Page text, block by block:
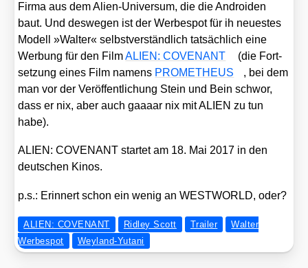
Fir­ma aus dem Ali­en-Uni­ver­sum, die die Andro­iden
baut. Und des­we­gen ist der Wer­be­spot für ih neu­es­tes
Modell »Wal­ter« selbst­ver­ständ­lich tat­säch­lich eine
Wer­bung für den FilmALIEN: COVENANT
(die Fort­
set­zung eines Film namens PROMETHEUS
, bei dem
man vor der Ver­öf­fent­li­chung Stein und Bein schwor,
dass er nix, aber auch gaaaar nix mit ALIEN zu tun
habe).
ALIEN: COVENANT star­tet am 18. Mai 2017 in den
deut­schen Kinos.
p.s.: Erin­nert schon ein wenig an WESTWORLD, oder?
ALIEN: COVENANT Ridley Scott Trailer
Walter
Werbespot
Weyland-Yutani